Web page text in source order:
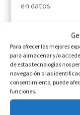
Para ofrecer las mejores
para almacenar y/o
de estas tecnologías nos
navegación o las
consentimiento, puede
funciones.
en datos.
Las tiendas que
venden más.
expectativas de
En ACTIONS
soluciones de
experiencia de
aumentan la